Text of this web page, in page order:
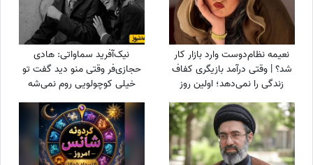
نعیمه نظام‌دوست وارد بازار کار
شد؟ | وقتی درآمد بازیگری کفاف
زندگی را نمی‌دهد؛ اولین روز
کارگری نعیمه نظام‌دوست در
کارگاه کابینت‌سازی!
نیک‌آفرید سماواتی: هادی
حجازی‌فر وقتی منو دید گفت تو
خیلی کوچولویی روم نمی‌شه
عاشقت بشم !